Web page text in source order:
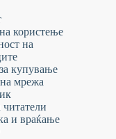
користење
на
купување
мрежа
и враќање